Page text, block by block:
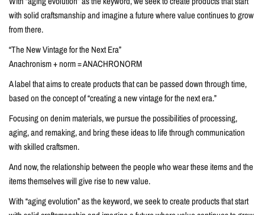
with solid craftsmanship and imagine a future where value continues to grow
from there.
“The New Vintage for the Next Era”
Anachronism + norm = ANACHRONORM
A label that aims to create products that can be passed down through time,
based on the concept of “creating a new vintage for the next era.”
Focusing on denim materials, we pursue the possibilities of processing,
aging, and remaking, and bring these ideas to life through communication
with skilled craftsmen.
And now, the relationship between the people who wear these items and the
items themselves will give rise to new value.
With “aging evolution” as the keyword, we seek to create products that start